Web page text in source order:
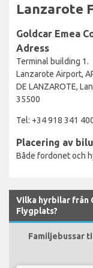
Lanzarote
Goldcar Emea
Adress
Terminal building 1.
Lanzarote Airport,
DE LANZAROTE,
35500
Tel: +34 918 341
Placering av
Både fordonet och
Vilka hyrbilar från
Flygplats?
Familjebussar